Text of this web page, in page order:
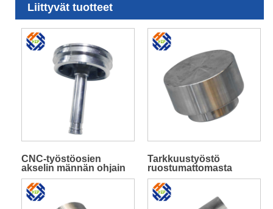
Liittyvät tuotteet
CNC-työstöosien
akselin männän ohjain
Tarkkuustyöstö
ruostumattomasta
teräksestä valmistettu
laippa